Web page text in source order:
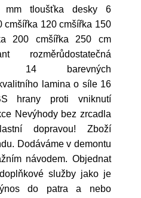
mm tloušťka desky 6
cmšířka 120 cmšířka 150
200 cmšířka 250 cm
14 barevných
lamina o síle 16
hrany proti vniknutí
Nevýhody bez zrcadla
dopravou! Zboží
Dodáváme v demontu
návodem. Objednat
služby jako je
do patra a nebo